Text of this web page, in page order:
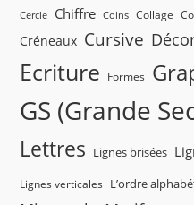
Cercle Chiffre Coins Collage
Créneaux Cursive
Ecriture Formes
GS (Grande
Lettres Lignes brisées
Lignes verticales L’ordre